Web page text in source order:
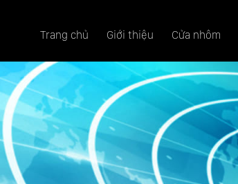
Trang chủ Giới thiệu Cửa nhôm